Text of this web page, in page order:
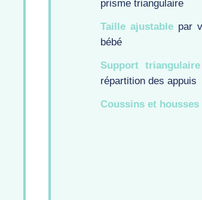
prisme triangulaire
Taille ajustablepar
bébé
Support triangulaire
répartition des appuis
Coussins et housses